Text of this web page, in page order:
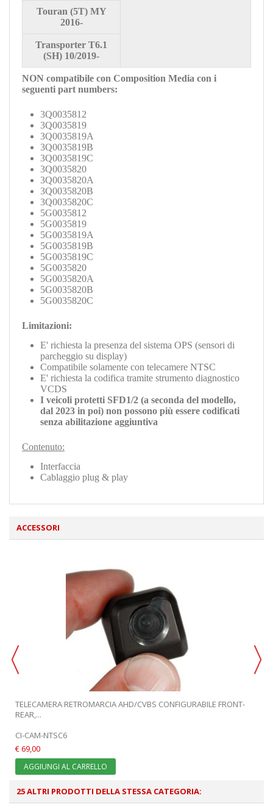
Touran (5T) MY
2016-
Transporter T6.1
(SH) 10/2019-
NON compatibile con Composition Media con i
seguenti part numbers:
3Q0035812
3Q0035819
3Q0035819A
3Q0035819B
3Q0035819C
3Q0035820
3Q0035820A
3Q0035820B
3Q0035820C
5G0035812
5G0035819
5G0035819A
5G0035819B
5G0035819C
5G0035820
5G0035820A
5G0035820B
5G0035820C
Limitazioni:
E' richiesta la presenza del sistema OPS (sensori di
parcheggio su display)
Compatibile solamente con telecamere NTSC
E' richiesta la codifica tramite strumento diagnostico
VCDS
I veicoli protetti SFD1/2 (a seconda del modello,
dal 2023 in poi) non possono più essere codificati
senza abilitazione aggiuntiva
Contenuto:
Interfaccia
Cablaggio plug & play
ACCESSORI
TELECAMERA RETROMARCIA AHD/CVBS CONFIGURABILE FRONT-
REAR,...
CI-CAM-NTSC6
€ 69,00
AGGIUNGI AL CARRELLO
25 ALTRI PRODOTTI DELLA STESSA CATEGORIA: